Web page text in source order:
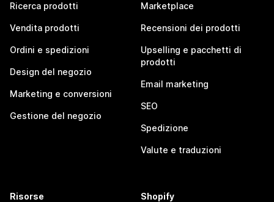
Ricerca prodotti
Vendita prodotti
Ordini e spedizioni
Design del negozio
Marketing e conversioni
Gestione del negozio
Marketplace
Recensioni dei prodotti
Upselling e pacchetti di
prodotti
Email marketing
SEO
Spedizione
Valute e traduzioni
Risorse Shopify